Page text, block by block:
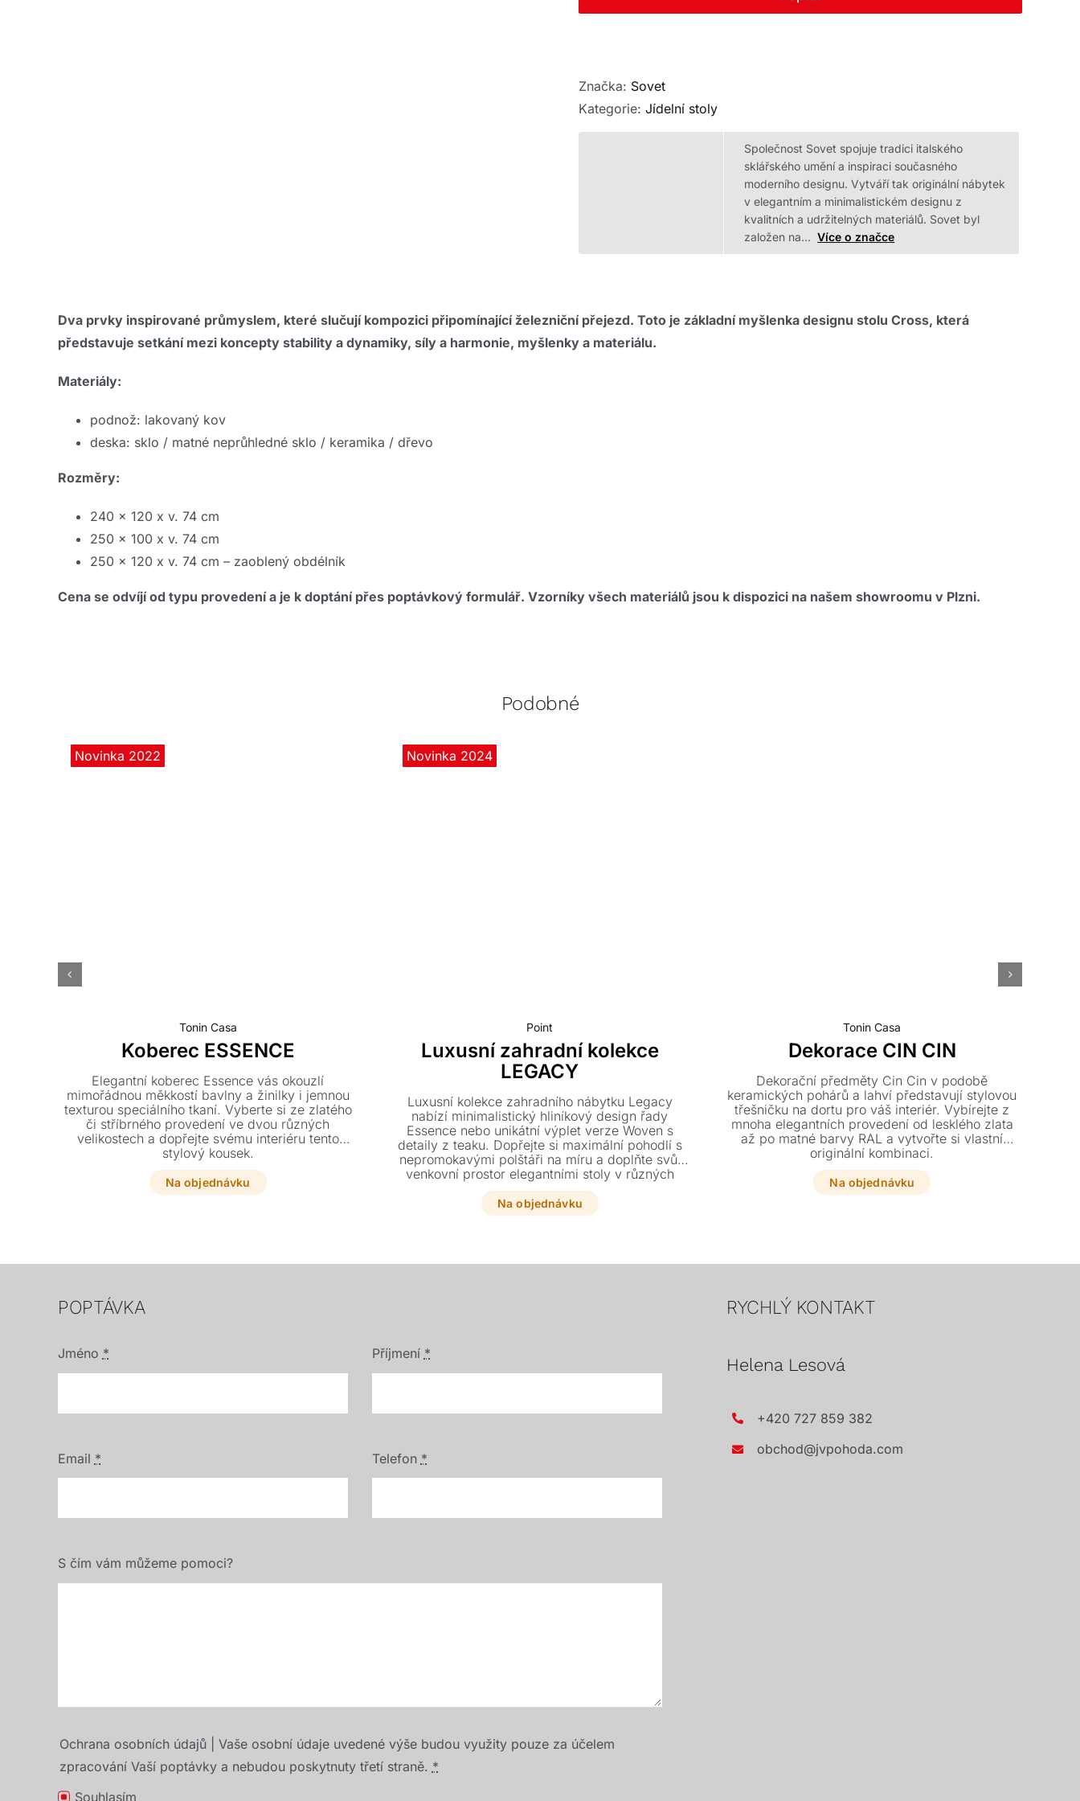
Značka: Sovet
Kategorie: Jídelní stoly
Společnost Sovet spojuje tradici italského
sklářského umění a inspiraci současného
moderního designu. Vytváří tak originální nábytek
v elegantním a minimalistickém designu z
kvalitních a udržitelných materiálů. Sovet byl
založen na… Více o značce
Dva prvky inspirované průmyslem, které slučují kompozici připomínající železniční přejezd. Toto je základní myšlenka designu stolu Cross, která
představuje setkání mezi koncepty stability a dynamiky, síly a harmonie, myšlenky a materiálu.
Materiály:
podnož: lakovaný kov
deska: sklo / matné neprůhledné sklo / keramika / dřevo
Rozměry:
240 x 120 x v. 74 cm
250 x 100 x v. 74 cm
250 x 120 x v. 74 cm – zaoblený obdélník
Cena se odvíjí od typu provedení a je k doptání přes poptávkový formulář. Vzorníky všech materiálů jsou k dispozici na našem showroomu v Plzni.
Podobné
Novinka 2022
Tonin Casa
Koberec ESSENCE
Elegantní koberec Essence vás okouzlí
mimořádnou měkkostí bavlny a žinilky i jemnou
texturou speciálního tkaní. Vyberte si ze zlatého
či stříbrného provedení ve dvou různých
velikostech a dopřejte svému interiéru tento
stylový kousek.
Na objednávku
Novinka 2024
Point
Luxusní zahradní kolekce
LEGACY
Luxusní kolekce zahradního nábytku Legacy
nabízí minimalistický hliníkový design řady
Essence nebo unikátní výplet verze Woven s
detaily z teaku. Dopřejte si maximální pohodlí s
nepromokavými polštáři na míru a doplňte svůj
venkovní prostor elegantními stoly v různých
povrchových úpravách. Tato variabilní sestava
křesel a pohovek je ideální volbou pro každou
zahradu, terasu i balkon.
Na objednávku
Tonin Casa
Dekorace CIN CIN
Dekorační předměty Cin Cin v podobě
keramických pohárů a lahví představují stylovou
třešničku na dortu pro váš interiér. Vybírejte z
mnoha elegantních provedení od lesklého zlata
až po matné barvy RAL a vytvořte si vlastní
originální kombinaci.
Na objednávku
POPTÁVKA
Jméno * Příjmení *
Email * Telefon *
S čím vám můžeme pomoci?
Ochrana osobních údajů | Vaše osobní údaje uvedené výše budou využity pouze za účelem
zpracování Vaší poptávky a nebudou poskytnuty třetí straně. *
Souhlasím
RYCHLÝ KONTAKT
Helena Lesová
+420 727 859 382
obchod@jvpohoda.com